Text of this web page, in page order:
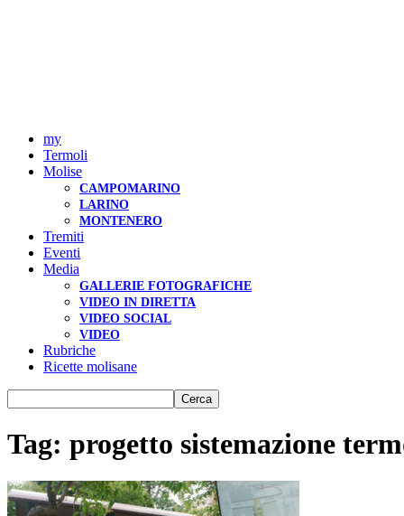
my
Termoli
Molise
CAMPOMARINO
LARINO
MONTENERO
Tremiti
Eventi
Media
GALLERIE FOTOGRAFICHE
VIDEO IN DIRETTA
VIDEO SOCIAL
VIDEO
Rubriche
Ricette molisane
Tag: progetto sistemazione